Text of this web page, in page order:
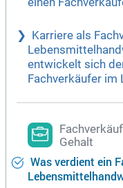
einen
Karriere als
entwickelt sich
Fachverkäufer
Gehalt
Was verdient ein